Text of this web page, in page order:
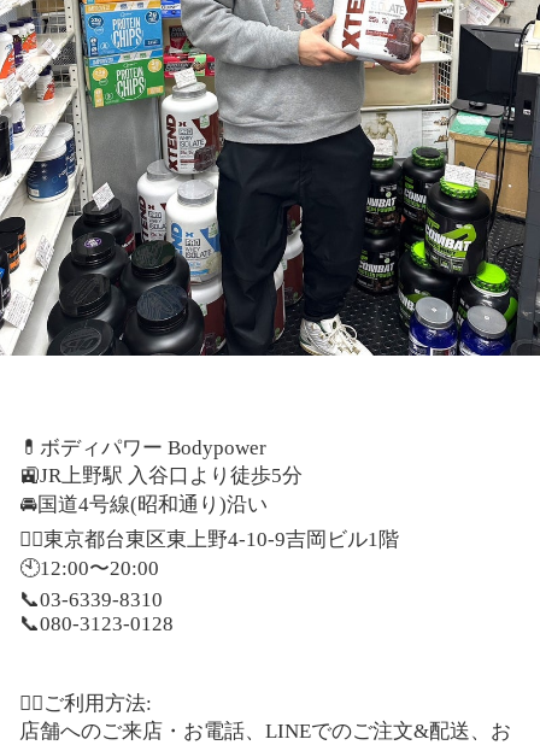
💊 ボディパワー Bodypower
🚉JR上野駅 入谷口より徒歩5分
🚘国道4号線(昭和通り )沿い
🚶‍♂️東京都台東区東上野4-10-9吉岡ビル1階
🕙12:00〜20:00
📞03-6339-8310
📞080-3123-0128
🙋‍♂️ ご利用方法:
店舗へのご来店・お電話、 LINEでのご注文&配送、お